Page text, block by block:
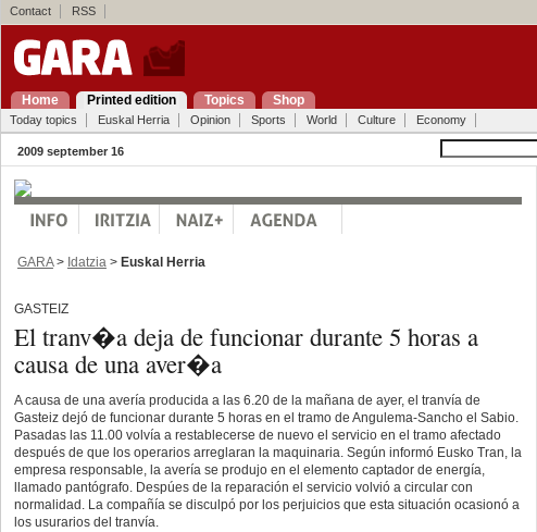
Contact RSS
Home Printed edition Topics Shop
Today topics Euskal Herria Opinion Sports World Culture Economy
2009 september 16
GARA> Idatzia > Euskal Herria
GASTEIZ
El tranv�a deja de funcionar durante 5 horas a
causa de una aver�a
A causa de una avería producida a las 6.20 de la mañana de ayer, el tranvía de
Gasteiz dejó de funcionar durante 5 horas en el tramo de Angulema-Sancho el Sabio.
Pasadas las 11.00 volvía a restablecerse de nuevo el servicio en el tramo afectado
después de que los operarios arreglaran la maquinaria. Según informó Eusko Tran, la
empresa responsable, la avería se produjo en el elemento captador de energía,
llamado pantógrafo. Despúes de la reparación el servicio volvió a circular con
normalidad. La compañía se disculpó por los perjuicios que esta situación ocasionó a
los usurarios del tranvía.